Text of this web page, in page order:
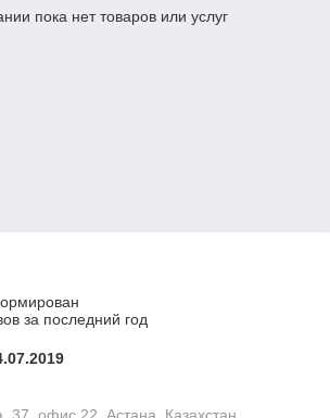
пока нет товаров или услуг
за последний год